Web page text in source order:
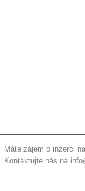
Máte zájem o inzerci
Kontaktujte nás na